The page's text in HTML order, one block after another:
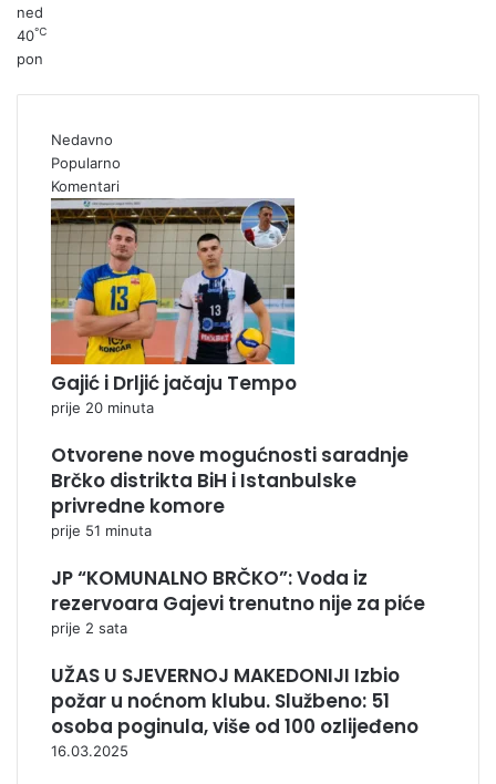
ned
40℃
pon
Nedavno
Popularno
Komentari
Gajić i Drljić jačaju Tempo
prije 20 minuta
Otvorene nove mogućnosti saradnje
Brčko distrikta BiH i Istanbulske
privredne komore
prije 51 minuta
JP “KOMUNALNO BRČKO”: Voda iz
rezervoara Gajevi trenutno nije za piće
prije 2 sata
UŽAS U SJEVERNOJ MAKEDONIJI Izbio
požar u noćnom klubu. Službeno: 51
osoba poginula, više od 100 ozlijeđeno
16.03.2025